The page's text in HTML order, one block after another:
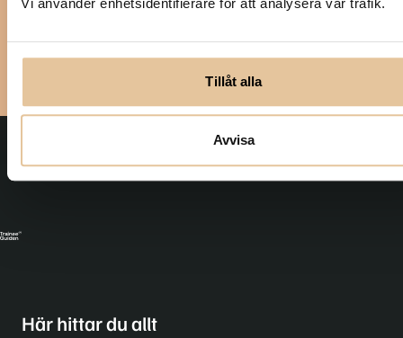
Tillåt alla
Avvisa
Här hittar du allt